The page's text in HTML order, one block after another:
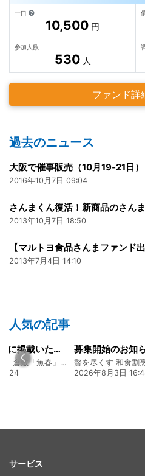
一口
10,500 円
参加人数
530人
ファンド詳
過去のニュース
2016年10月7日 09:04
2013年10月7日 18:50
2013年7月4日 14:10
人気の記事
らせ
烹明徳ファンド
2026年7月30日
サービス